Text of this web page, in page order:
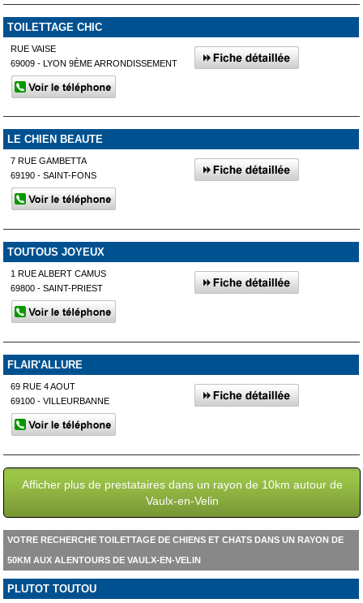
TOILETTAGE CHIC
RUE VAISE
69009 - LYON 9ÈME ARRONDISSEMENT
LE CHIEN BEAUTE
7 RUE GAMBETTA
69190 - SAINT-FONS
TOUTOUS JOYEUX
1 RUE ALBERT CAMUS
69800 - SAINT-PRIEST
FLAIR'ALLURE
69 RUE 4 AOUT
69100 - VILLEURBANNE
Afficher plus de prestataires dans un rayon de 10km autour de
Vaulx-en-Velin
VOTRE RECHERCHE TOILETTAGE DE CHIENS ET CHATS DANS UN RAYON DE
50KM AUX ALENTOURS DE VAULX-EN-VELIN
PLUTOT TOUTOU